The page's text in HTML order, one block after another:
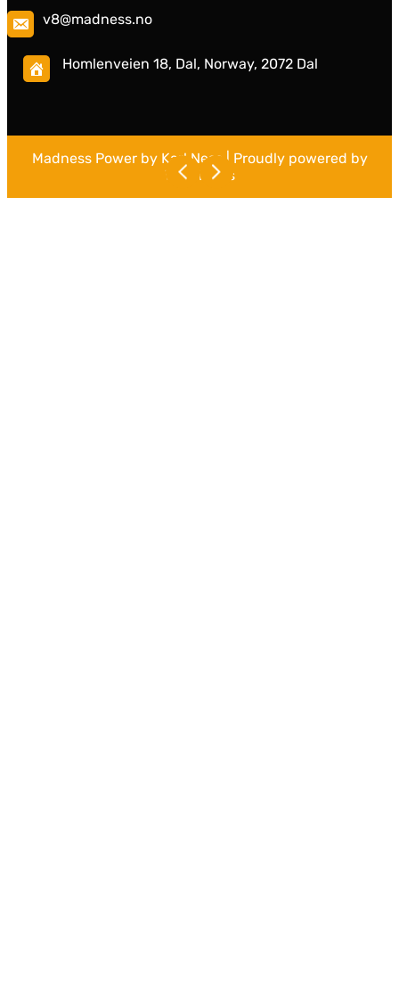
v8@madness.no
Homlenveien 18, Dal, Norway, 2072 Dal
Madness Power by Karl Ness | Proudly powered by
WordPress